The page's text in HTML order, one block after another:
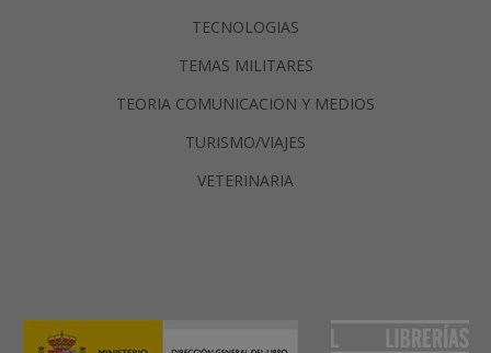
TECNOLOGIAS
TEMAS MILITARES
TEORIA COMUNICACION Y MEDIOS
TURISMO/VIAJES
VETERINARIA